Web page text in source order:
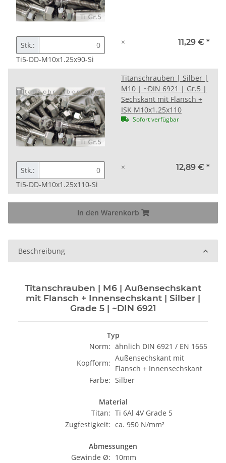
Stk.:
Ti5-DD-M10x1.25x90-Si
× 11,29 € *
Titanschrauben | Silber |
M10 | ~DIN 6921 | Gr.5 |
Sechskant mit Flansch +
ISK M10x1.25x110
Sofort verfügbar
Stk.:
Ti5-DD-M10x1.25x110-Si
× 12,89 € *
In den Warenkorb
Beschreibung
Titanschrauben | M6 | Außensechskant
mit Flansch + Innensechskant | Silber |
Grade 5 | ~DIN 6921
Typ
Norm: ähnlich DIN 6921 / EN 1665
Kopfform:
Außensechskant mit
Flansch + Innensechskant
Farbe: Silber
Material
Titan: Ti 6Al 4V Grade 5
Zugfestigkeit: ca. 950 N/mm²
Abmessungen
Gewinde Ø: 10mm